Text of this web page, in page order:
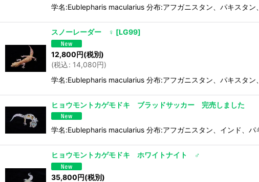
学名:Eublepharis macularius 分布:アフガニスタン、パキスタ
スノーレーダー ♀ [LG99]
12,800円(税別)
(税込: 14,080円)
学名:Eublepharis macularius 分布:アフガニスタン、パキスタ
ヒョウモントカゲモドキ ブラッドサッカー 完売しました
学名:Eublepharis macularius 分布:アフガニスタン、インド、
ヒョウモントカゲモドキ ホワイトナイト ♂
35,800円(税別)